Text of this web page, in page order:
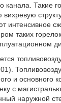
Такие
интенсивное
таких
и основного
с
наружной